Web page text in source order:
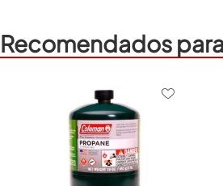
Recomendados